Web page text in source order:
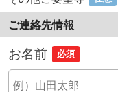
ご連絡先情報
お名前 必須